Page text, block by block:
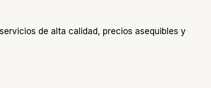
de alta calidad, precios asequibles y